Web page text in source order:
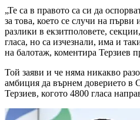
„Те са в правото са си да
за това, което се случи на
разлики в екзитполовете,
гласа, но са изчезнали, има и
на балотаж, коментира Терзиев
Той заяви и че няма никакво
амбиция да върнем доверието в
Терзиев, когото 4800 гласа